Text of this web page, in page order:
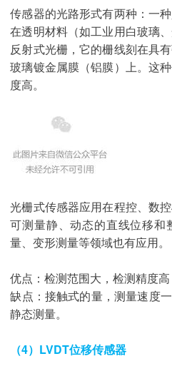
传感器的光路形式有两种：一
在透明材料（如工业用白玻璃
反射式光栅，它的栅线刻在具
玻璃镀金属膜（铝膜）上。这
度高。
光栅式传感器应用在程控、数
可测量静、动态的直线位移和
量、变形测量等领域也有应用。
优点：检测范围大，检测精度
缺点：接触式的量，测量速度
静态测量。
（4）LVDT位移传感器